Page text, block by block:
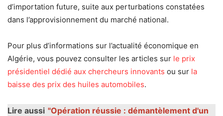
d’importation future, suite aux perturbations constatées
dans l’approvisionnement du marché national.
Pour plus d’informations sur l’actualité économique en
Algérie, vous pouvez consulter les articles sur le prix
présidentiel dédié aux chercheurs innovants ou sur la
baisse des prix des huiles automobiles.
Lire aussi "Opération réussie : démantèlement d'un